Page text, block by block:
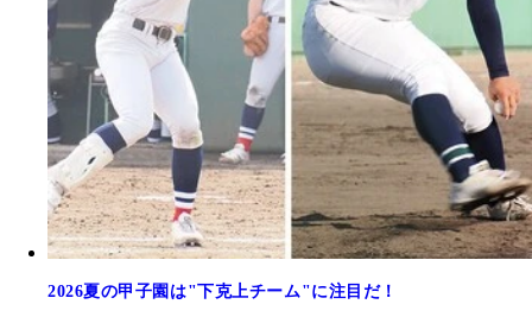
2026夏の甲子園は"下克上チーム"に注目だ！